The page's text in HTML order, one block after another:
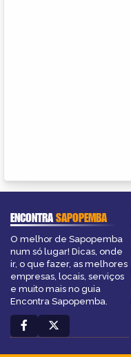
ENCONTRASAPOPEMBA
O melhor de Sapopemba
num só lugar! Dicas, onde
ir, o que fazer, as melhores
empresas, locais, serviços
e muito mais no guia
Encontra Sapopemba.